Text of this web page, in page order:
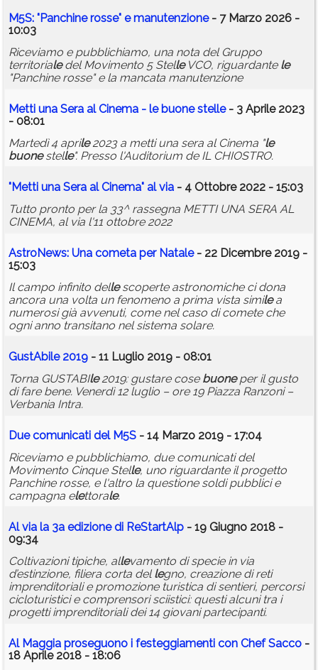
Annunci
M5S: "Panchine rosse" e manutenzione- 7 Marzo 2026 -
10:03
Riceviamo e pubblichiamo, una nota del Gruppo
territorialedel Movimento 5 StelleVCO, riguardante le
"Panchine rosse" e la mancata manutenzione
Metti una Sera al Cinema - le buonestelle- 3 Aprile 2023
- 08:01
Martedì 4 aprile2023 a metti una sera al Cinema "le
buonestelle". Presso l'Auditorium de IL CHIOSTRO.
"Metti una Sera al Cinema" al via - 4 Ottobre 2022 - 15:03
Tutto pronto per la 33^ rassegna METTI UNA SERA AL
CINEMA, al via l'11 ottobre 2022
AstroNews: Una cometa per Natale- 22 Dicembre 2019 -
15:03
Il campo infinito dellescoperte astronomiche ci dona
ancora una volta un fenomeno a prima vista similea
numerosi già avvenuti, come nel caso di comete che
ogni anno transitano nel sistema solare.
GustAbile2019 - 11 Luglio 2019 - 08:01
Torna GUSTABIle2019: gustare cose buoneper il gusto
di fare bene. Venerdì 12 luglio – ore 19 Piazza Ranzoni –
Verbania Intra.
Due comunicati del M5S - 14 Marzo 2019 - 17:04
Riceviamo e pubblichiamo, due comunicati del
Movimento Cinque Stelle, uno riguardante il progetto
Panchine rosse, e l'altro la questione soldi pubblici e
campagna elettorale.
Al via la 3a edizione di ReStartAlp - 19 Giugno 2018 -
09:34
Coltivazioni tipiche, allevamento di specie in via
d’estinzione, filiera corta dellegno, creazione di reti
imprenditoriali e promozione turistica di sentieri, percorsi
cicloturistici e comprensori sciistici: questi alcuni tra i
progetti imprenditoriali dei 14 giovani partecipanti.
Al Maggia proseguono i festeggiamenti con Chef Sacco -
18 Aprile 2018 - 18:06